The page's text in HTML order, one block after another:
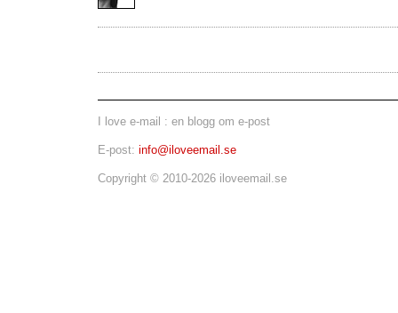
I love e-mail : en blogg om e-post
E-post: info@iloveemail.se
Copyright © 2010-2026 iloveemail.se